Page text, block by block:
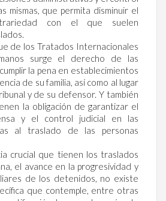
mismas, que permita disminuir el
con el que suelen
de los Tratados Internacionales
surge el derecho de las
la pena en establecimientos
de su familia, así como al lugar
y de su defensor. Y también
la obligación de garantizar el
y el control judicial en las
al traslado de las personas
crucial que tienen los traslados
el avance en la progresividad y
de los detenidos, no existe
que contemple, entre otras